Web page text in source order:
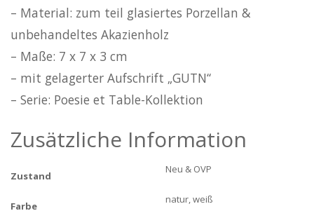
– Material: zum teil glasiertes Porzellan &
unbehandeltes Akazienholz
– Maße: 7 x 7 x 3 cm
– mit gelagerter Aufschrift „GUTN“
– Serie: Poesie et Table-Kollektion
Zusätzliche Information
Zustand
Neu & OVP
Farbe
natur, weiß